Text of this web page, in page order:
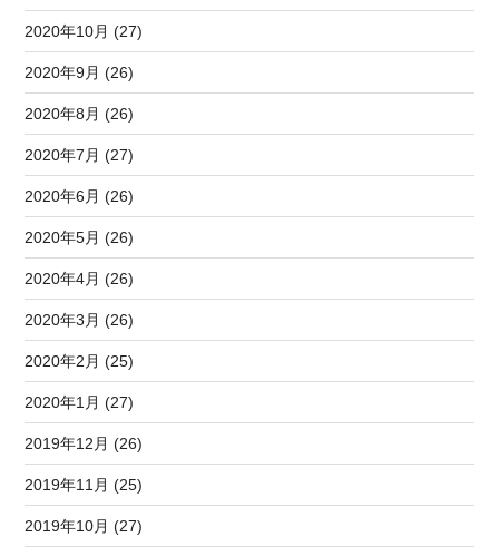
2020年10月 (27)
2020年9月 (26)
2020年8月 (26)
2020年7月 (27)
2020年6月 (26)
2020年5月 (26)
2020年4月 (26)
2020年3月 (26)
2020年2月 (25)
2020年1月 (27)
2019年12月 (26)
2019年11月 (25)
2019年10月 (27)